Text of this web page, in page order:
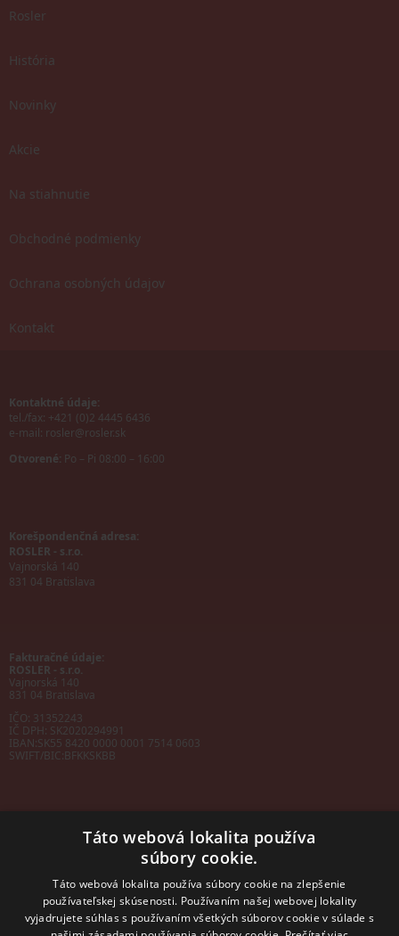
Rosler
História
Novinky
Akcie
Na stiahnutie
Obchodné podmienky
Ochrana osobných údajov
Kontakt
Kontaktné údaje:
tel./fax: +421 (0)2 4445 6436
e-mail: rosler@rosler.sk
Otvorené: Po – Pi 08:00 – 16:00
Korešpondenčná adresa:
ROSLER - s.r.o.
Vajnorská 140
831 04 Bratislava
Fakturačné údaje:
ROSLER - s.r.o.
Vajnorská 140
831 04 Bratislava
IČO: 31352243
IČ DPH: SK2020294991
IBAN:SK55 8420 0000 0001 7514 0603
SWIFT/BIC:BFKKSKBB
sales@rosler.sk
Regionálni zástupcovia
Západ a stred:
Táto webová lokalita používa
súbory cookie.
Táto webová lokalita používa súbory cookie na zlepšenie
používateľskej skúsenosti. Používaním našej webovej lokality
vyjadrujete súhlas s používaním všetkých súborov cookie v súlade s